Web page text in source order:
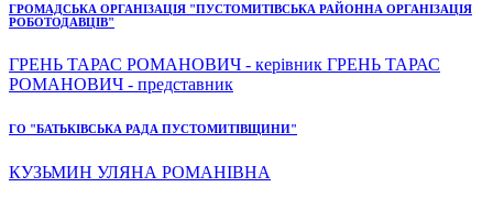
ГРОМАДСЬКА ОРГАНІЗАЦІЯ "ПУСТОМИТІВСЬКА РАЙОННА ОРГАНІЗАЦІЯ
РОБОТОДАВЦІВ"
ГРЕНЬ ТАРАС РОМАНОВИЧ - керівник ГРЕНЬ ТАРАС
РОМАНОВИЧ - представник
ГО "БАТЬКІВСЬКА РАДА ПУСТОМИТІВЩИНИ"
КУЗЬМИН УЛЯНА РОМАНІВНА